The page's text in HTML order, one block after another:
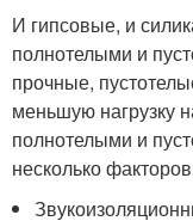
И гипсовые, и
полнотелыми и
прочные,
меньшую нагрузку
полнотелыми и
несколько